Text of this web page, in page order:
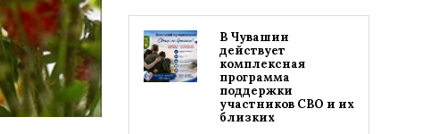
В Чувашии
действует
комплексная
программа
поддержки
участников СВО и их
близких